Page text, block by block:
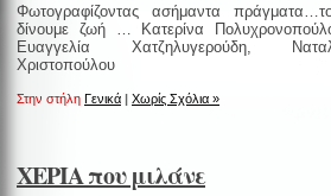
Φωτογραφίζοντας ασήμαντα
δίνουμε ζωή … Κατερίνα
Ευαγγελία Χατζηλυγερούδη,
Χριστοπούλου
Στην στήλη Γενικά | Χωρίς Σχόλια »
ΧΕΡΙΑ που μιλάνε